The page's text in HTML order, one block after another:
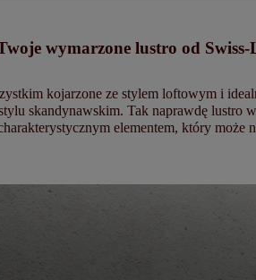
wymarzone lustro od
kojarzone ze stylem loftowym i
skandynawskim. Tak naprawdę lustro
elementem, który może